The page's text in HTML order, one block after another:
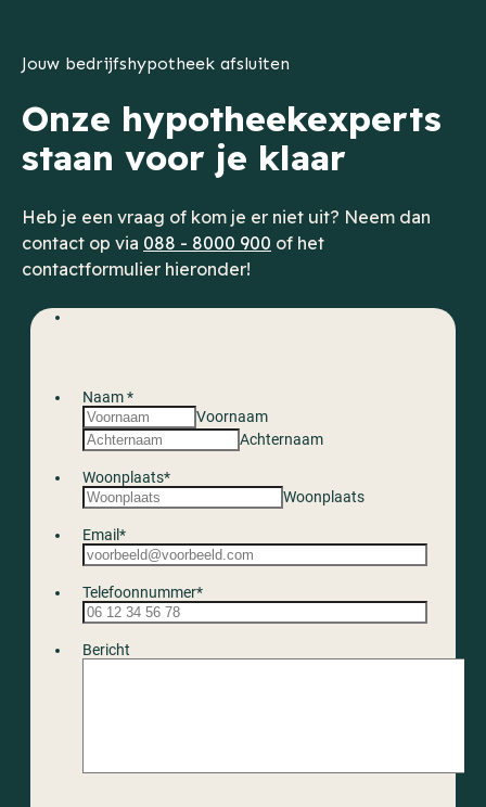
Jouw bedrijfshypotheek afsluiten
Onze hypotheekexperts
staan voor je klaar
Heb je een vraag of kom je er niet uit? Neem dan
contact op via 088 - 8000 900 of het
contactformulier hieronder!